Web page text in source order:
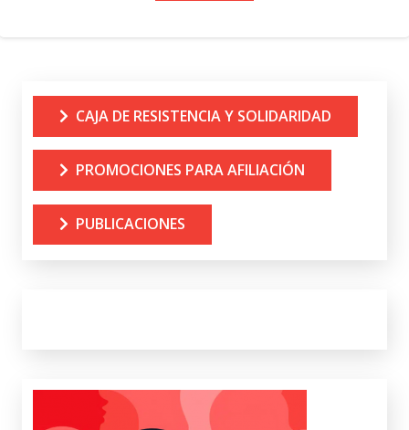
CAJA DE RESISTENCIA Y SOLIDARIDAD
PROMOCIONES PARA AFILIACIÓN
PUBLICACIONES